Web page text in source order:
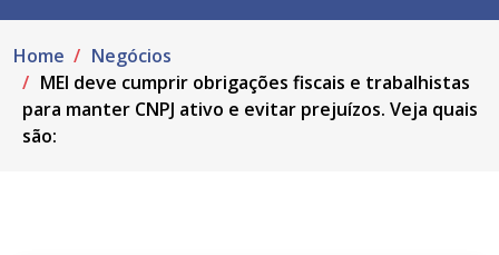
Home
Negócios
MEI deve cumprir obrigações fiscais e trabalhistas
para manter CNPJ ativo e evitar prejuízos. Veja quais
são:‌